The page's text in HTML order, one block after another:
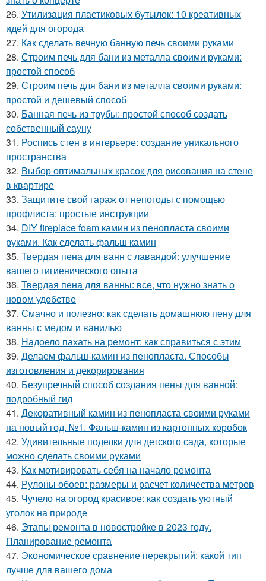
26. Утилизация пластиковых бутылок: 10 креативных
идей для огорода
27. Как сделать вечную банную печь своими руками
28. Строим печь для бани из металла своими руками:
простой способ
29. Строим печь для бани из металла своими руками:
простой и дешевый способ
30. Банная печь из трубы: простой способ создать
собственный сауну
31. Роспись стен в интерьере: создание уникального
пространства
32. Выбор оптимальных красок для рисования на стене
в квартире
33. Защитите свой гараж от непогоды с помощью
профлиста: простые инструкции
34. DIY fireplace foam камин из пенопласта своими
руками. Как сделать фальш камин
35. Твердая пена для ванн с лавандой: улучшение
вашего гигиенического опыта
36. Твердая пена для ванны: все, что нужно знать о
новом удобстве
37. Смачно и полезно: как сделать домашнюю пену для
ванны с медом и ванилью
38. Надоело пахать на ремонт: как справиться с этим
39. Делаем фальш-камин из пенопласта. Способы
изготовления и декорирования
40. Безупречный способ создания пены для ванной:
подробный гид
41. Декоративный камин из пенопласта своими руками
на новый год. №1. Фальш-камин из картонных коробок
42. Удивительные поделки для детского сада, которые
можно сделать своими руками
43. Как мотивировать себя на начало ремонта
44. Рулоны обоев: размеры и расчет количества метров
45. Чучело на огород красивое: как создать уютный
уголок на природе
46. Этапы ремонта в новостройке в 2023 году.
Планирование ремонта
47. Экономическое сравнение перекрытий: какой тип
лучше для вашего дома